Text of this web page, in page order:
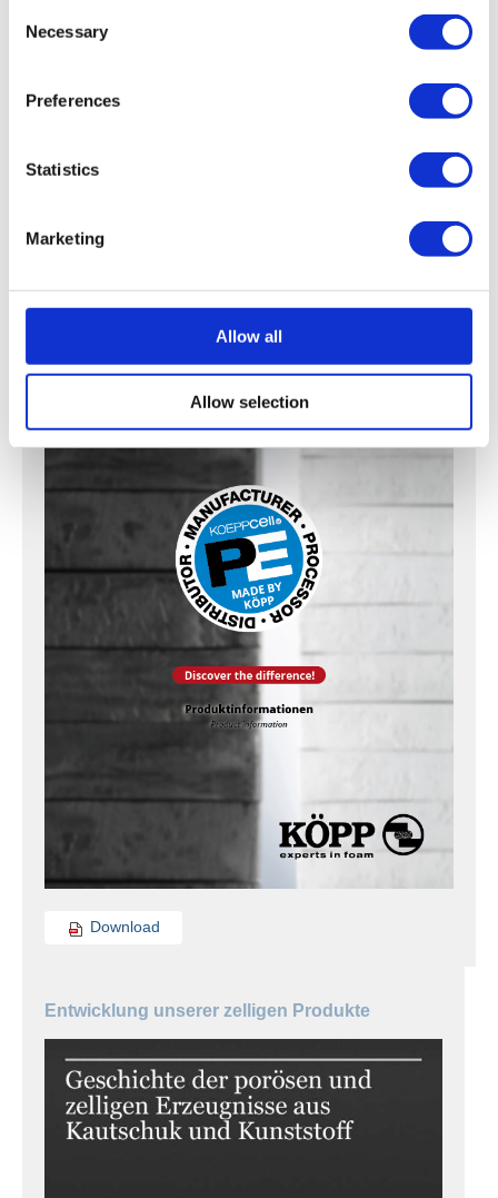
Selection
Necessary
Preferences
Statistics
Marketing
Allow all
Allow selection
Download
Entwicklung unserer zelligen Produkte